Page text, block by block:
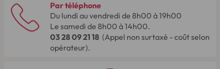
Par téléphone
Du lundi au vendredi de 8h00 à 19h00
Le samedi de 8h00 à 14h00.
03 28 09 21 18 (Appel non surtaxé - coût selon
opérateur).